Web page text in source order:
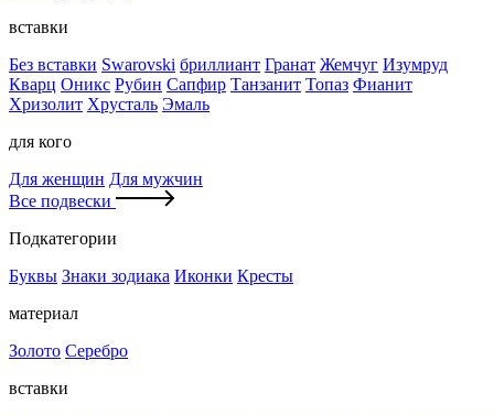
вставки
Без вставки Swarovski бриллиант Гранат Жемчуг Изумруд
Кварц Оникс Рубин Сапфир Танзанит Топаз Фианит
Хризолит Хрусталь Эмаль
для кого
Для женщин Для мужчин
Все подвески
Подкатегории
Буквы Знаки зодиака Иконки Кресты
материал
Золото Серебро
вставки